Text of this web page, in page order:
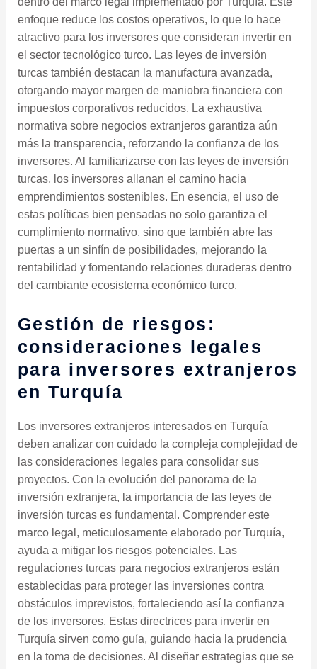
enfoque reduce los costos operativos, lo que lo hace
atractivo para los inversores que consideran invertir en
el sector tecnológico turco. Las leyes de inversión
turcas también destacan la manufactura avanzada,
otorgando mayor margen de maniobra financiera con
impuestos corporativos reducidos. La exhaustiva
normativa sobre negocios extranjeros garantiza aún
más la transparencia, reforzando la confianza de los
inversores. Al familiarizarse con las leyes de inversión
turcas, los inversores allanan el camino hacia
emprendimientos sostenibles. En esencia, el uso de
estas políticas bien pensadas no solo garantiza el
cumplimiento normativo, sino que también abre las
puertas a un sinfín de posibilidades, mejorando la
rentabilidad y fomentando relaciones duraderas dentro
del cambiante ecosistema económico turco.
Gestión de riesgos:
consideraciones legales
para inversores extranjeros
en Turquía
Los inversores extranjeros interesados ​​en Turquía
deben analizar con cuidado la compleja complejidad de
las consideraciones legales para consolidar sus
proyectos. Con la evolución del panorama de la
inversión extranjera, la importancia de las leyes de
inversión turcas es fundamental. Comprender este
marco legal, meticulosamente elaborado por Turquía,
ayuda a mitigar los riesgos potenciales. Las
regulaciones turcas para negocios extranjeros están
establecidas para proteger las inversiones contra
obstáculos imprevistos, fortaleciendo así la confianza
de los inversores. Estas directrices para invertir en
Turquía sirven como guía, guiando hacia la prudencia
en la toma de decisiones. Al diseñar estrategias que se